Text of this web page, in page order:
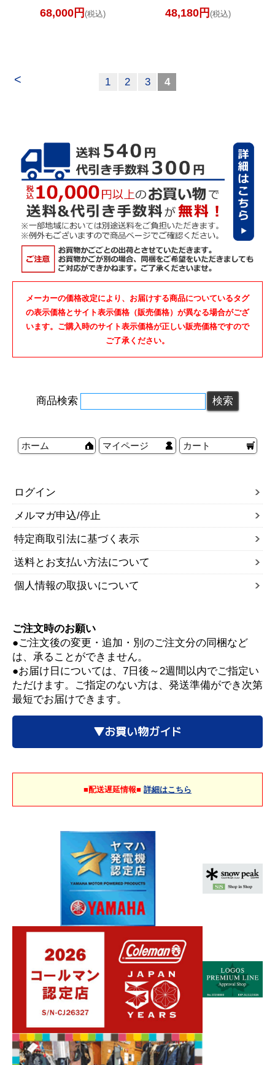
68,000円 (税込) 48,180円 (税込)
< 1 2 3 4
メーカーの価格改定により、お届けする商品についているタグ
の表示価格とサイト表示価格（販売価格）が異なる場合がござ
います。ご購入時のサイト表示価格が正しい販売価格ですので
ご了承ください。
商品検索
ホーム マイページ カート
ログイン
メルマガ申込/停止
特定商取引法に基づく表示
送料とお支払い方法について
個人情報の取扱いについて
ご注文時のお願い
●ご注文後の変更・追加・別のご注文分の同梱など
は、承ることができません。
●お届け日については、7日後～2週間以内でご指定い
ただけます。ご指定のない方は、発送準備ができ次第
最短でお届けできます。
▼お買い物ガイド
■配送遅延情報■ 詳細はこちら